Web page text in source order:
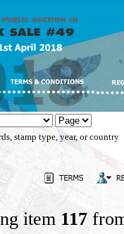
stamp type, year, or country
item 117